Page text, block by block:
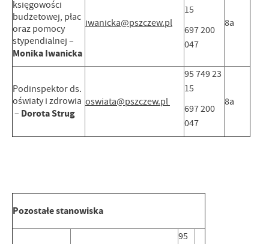
księgowości
budżetowej, płac
oraz pomocy
stypendialnej –
Monika Iwanicka
iwanicka@pszczew.pl
15
697 200
047
8a
Podinspektor ds.
oświaty i zdrowia
– Dorota Strug
oswiata@pszczew.pl
95 749 23
15
697 200
047
8a
Pozostałe stanowiska
95